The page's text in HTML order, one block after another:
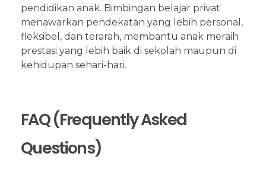
pendidikan anak. Bimbingan belajar privat
menawarkan pendekatan yang lebih personal,
fleksibel, dan terarah, membantu anak meraih
prestasi yang lebih baik di sekolah maupun di
kehidupan sehari-hari.
FAQ (Frequently Asked
Questions)